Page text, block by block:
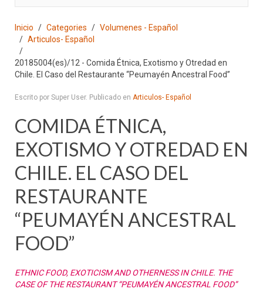
Inicio Categories
Volumenes - Español
Articulos- Español
20185004(es)/12 - Comida Étnica, Exotismo y Otredad en
Chile. El Caso del Restaurante “Peumayén Ancestral Food”
Escrito por Super User. Publicado en Articulos- Español
COMIDA ÉTNICA,
EXOTISMO Y OTREDAD EN
CHILE. EL CASO DEL
RESTAURANTE
“PEUMAYÉN ANCESTRAL
FOOD”
ETHNIC FOOD, EXOTICISM AND OTHERNESS IN CHILE. THE
CASE OF THE RESTAURANT “PEUMAYÉN ANCESTRAL FOOD”